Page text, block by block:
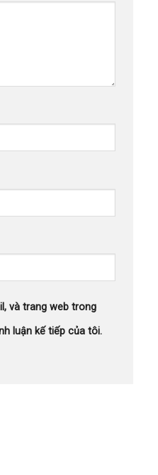
và trang web trong
luận kế tiếp của tôi.